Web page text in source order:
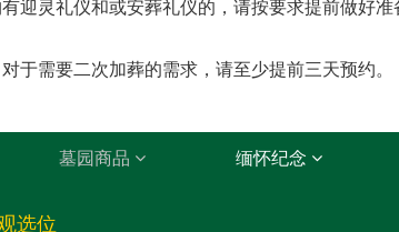
灵礼仪和或安葬礼仪的，请按要求提前做好准
需要二次加葬的需求，请至少提前三天预约。
墓园商品 缅怀纪念
选位